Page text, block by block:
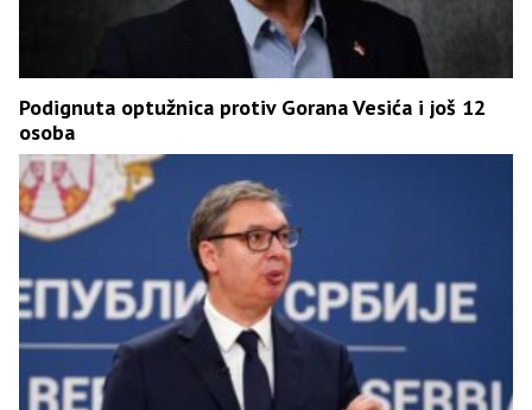
Podignuta optužnica protiv Gorana Vesića i još 12
osoba